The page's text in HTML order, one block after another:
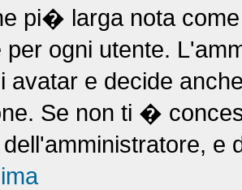
pi� larga nota
per ogni utente.
avatar e decide
Se non ti �
e